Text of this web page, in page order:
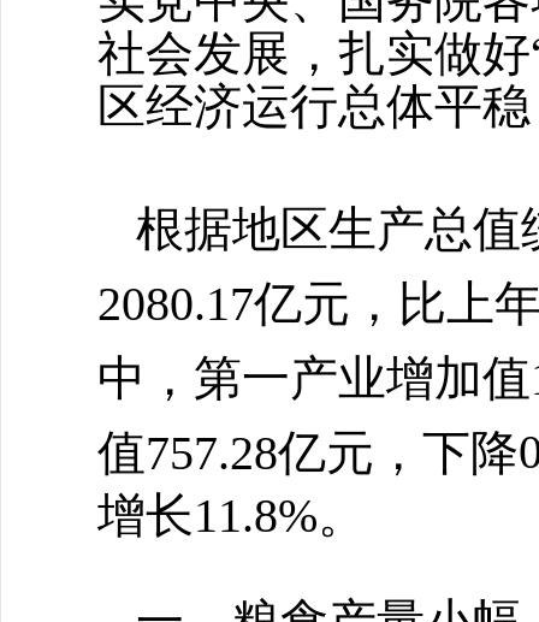
社会发展，扎实做
区经济运行总体平
根据地区生产总值
2080.17亿元，比上
中，第一产业增加
值757.28亿元，下降
增长11.8%。